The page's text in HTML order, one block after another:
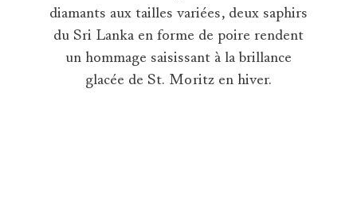
diamants aux tailles variées, deux saphirs
du Sri Lanka en forme de poire rendent
un hommage saisissant à la brillance
glacée de St. Moritz en hiver.